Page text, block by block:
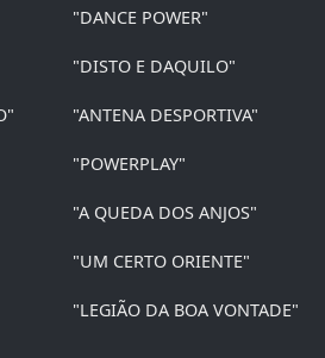
"DANCE POWER"
"DISTO E DAQUILO"
"ANTENA DESPORTIVA"
"POWERPLAY"
"A QUEDA DOS ANJOS"
"UM CERTO ORIENTE"
"LEGIÃO DA BOA VONTADE"